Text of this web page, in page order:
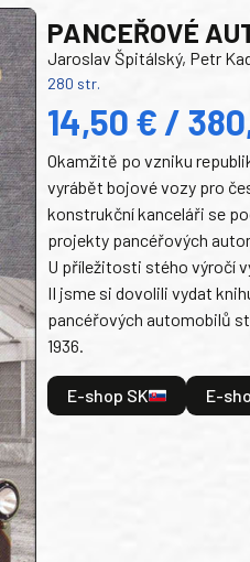
PANCEŘOVÉ
Jaroslav Špitálský, Petr
280 str.
14,50 € /
Okamžitě po vzniku
vyrábět bojové vozy pro
konstrukční kanceláři se
projekty pancéřových
U příležitosti stého výročí
II jsme si dovolili vydat
pancéřových automobilů
1936.
E-shop SK E-